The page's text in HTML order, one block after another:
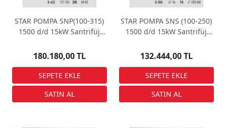
STAR POMPA SNP(100-315)
1500 d/d 15kW Santrifüj
180.180,00 TL
STAR POMPA SNS (100-250)
1500 d/d 15kW Santrifüj
132.444,00 TL